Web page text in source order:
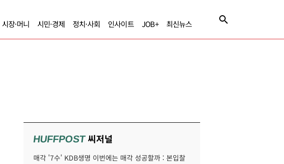
시장·머니 시민·경제 정치·사회 인사이트 JOB+ 최신뉴스
HUFFPOST씨저널
매각 '7수' KDB생명 이번에는 매각 성공할까 : 본입찰